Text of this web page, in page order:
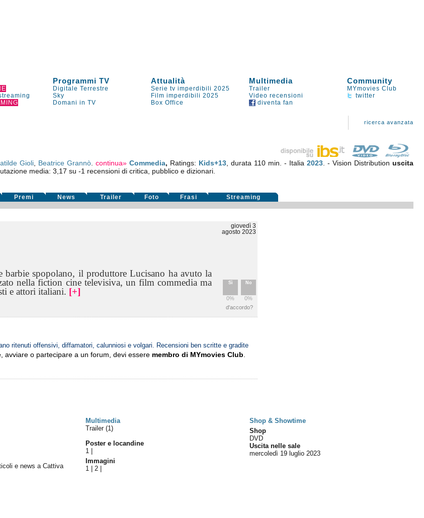
Programmi TV Attualità Multimedia Community
Digitale Terrestre Serie tv imperdibili 2025 Trailer
MYmovies Club
Sky Film imperdibili 2025 Video recensioni
twitter
Domani in TV Box Office diventa fan
ricerca avanzata
Gioli, Beatrice Grannò. continua» Commedia, Ratings: Kids+13, durata 110 min. - Italia2023 . - Vision Distributionuscita
media: 3,17 su -1 recensioni di critica, pubblico e dizionari.
Premi News Trailer Foto Frasi Streaming
giovedì 3
agosto 2023
Sì
0%
No
0%
spopolano, il produttore Lucisano ha avuto la
nella fiction cine televisiva, un film commedia ma
e attori italiani. [+]
d'accordo?
ritenuti offensivi, diffamatori, calunniosi e volgari. Recensioni ben scritte e gradite
avviare o partecipare a un forum, devi essere membro di MYmovies Club
Multimedia
Shop & Showtime
e news a Cattiva
Trailer (1)
Poster e locandine
1
Immagini
1 |2
Shop
DVD
Uscita nelle sale
mercoledì 19 luglio 2023